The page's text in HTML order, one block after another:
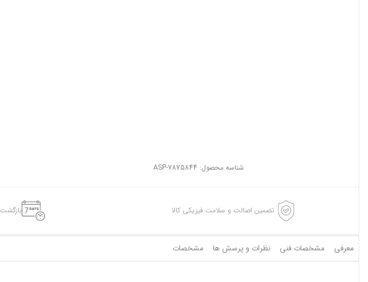
شناسه محصول: ASP-7875844
تضمین اصالت و سلامت فیزیکی کالا بازگشت کالا تا ۷
معرفی مشخصات فنی نظرات و پرسش ها مشخصات